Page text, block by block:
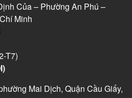
Của – Phường An Phú –
Minh
T7)
Mai Dịch, Quận Cầu Giấy,